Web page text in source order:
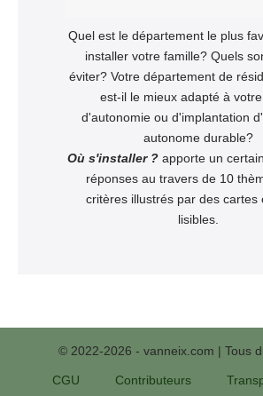
Quel est le département le plus
installer votre famille? Quels
éviter? Votre département de
est-il le mieux adapté à
d'autonomie ou d'implantation
autonome durable?
Où s'installer ? apporte un
réponses au travers de 10
critères illustrés par des cartes
lisibles.
© 2022-2026 - vanneix.com | Tous
CGU Contributeurs